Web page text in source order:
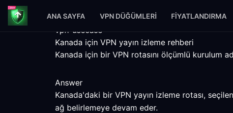
ANA SAYFA VPN DÜĞÜMLERI FIYATLANDIRMA
vpn-usecase
Kanada için VPN yayın izleme rehberi
Kanada için bir VPN rotasını ölçümlü kurulum
Answer
Kanada'daki bir VPN yayın izleme rotası,
ağ belirlemeye devam eder.